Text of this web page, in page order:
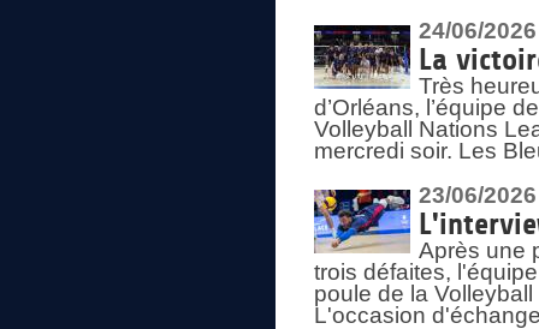
24/06/2026
La
Très
d’Orléans, l’équipe
Volleyball Nations
mercredi soir. Les
23/06/2026
Après une
trois défaites,
poule de la
L'occasion